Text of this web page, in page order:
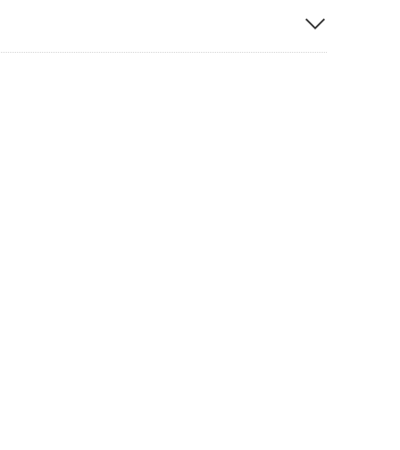
und beachten Sie bitte